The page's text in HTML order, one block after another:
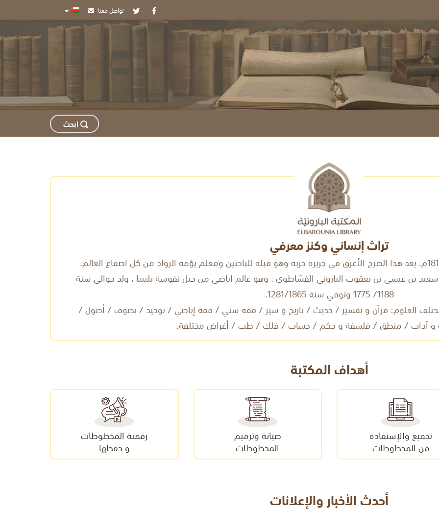
تواصل معنا
اﺑﺤﺚ
تراث إنساني وكنز معرفي
بن عيسى بن يعقوب الباروني الفسّاطوي . وهو عالم اباضي من جبل نفوسة بليبيا ، ولد حوالي سنة
1188/ 1775 وتوفي سنة 1281/1865.
1675 مخطوطا في مختلف العلوم: قرآن و تفسير / حديث / تاريخ و سير / فقه سني / فقه إباضي / توحيد / تصوف / أصول /
و آداب / منطق / فلسفة و حكم / حساب / فلك / طب / أغراض مختلفة.
أهداف المكتبة
تجميع والإستفادة
من المخطوطات
صيانة وترميم
المخطوطات
رقمنة المخطوطات
و حفظها
أحدث الأخبار والإعلانات